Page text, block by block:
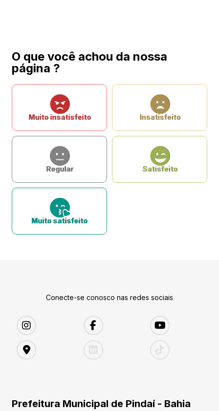
O que você achou da nossa
página ?
Muito insatisfeito Insatisfeito
Regular Satisfeito
Muito satisfeito
Conecte-se conosco nas redes sociais
Prefeitura Municipal de Pindaí - Bahia